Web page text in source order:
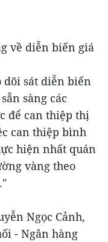
về diễn biến giá
dõi sát diễn biến
sàng các
để can thiệp thị
can thiệp bình
hiện nhất quán
vàng theo
Ngọc Cảnh,
- Ngân hàng